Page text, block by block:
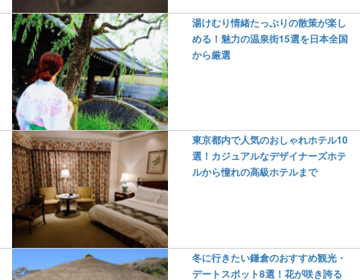
湯けむり情緒たっぷりの散策が楽し
める！魅力の温泉街15選を日本全国
から厳選
東京都内で人気のおしゃれホテル10
選！カジュアルなデザイナーズホテ
ルから憧れの高級ホテルまで
冬に行きたい鎌倉のおすすめ観光・
デートスポット8選！花が咲き誇る